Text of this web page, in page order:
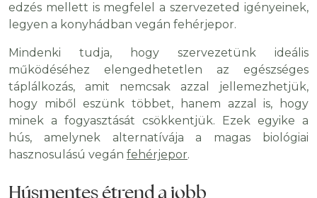
edzés mellett is megfelel a szervezeted igényeinek,
legyen a konyhádban vegán fehérjepor.
Mindenki tudja, hogy szervezetünk ideális
működéséhez elengedhetetlen az egészséges
táplálkozás, amit nemcsak azzal jellemezhetjük,
hogy miből eszünk többet, hanem azzal is, hogy
minek a fogyasztását csökkentjük. Ezek egyike a
hús, amelynek alternatívája a magas biológiai
hasznosulású vegán fehérjepor.
Húsmentes étrend a jobb